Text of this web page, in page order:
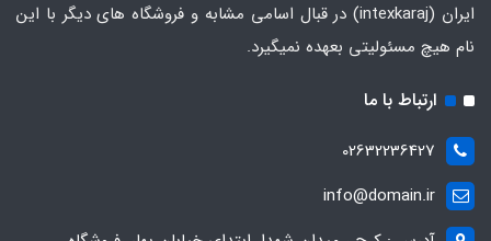
ایران
(intexkaraj) در قبال اسامی مشابه و فروشگاه های دیگر با این
نام هیچ مسئولیتی بعهده نمیگیرد.
ارتباط با ما
02632236427
info@domain.ir